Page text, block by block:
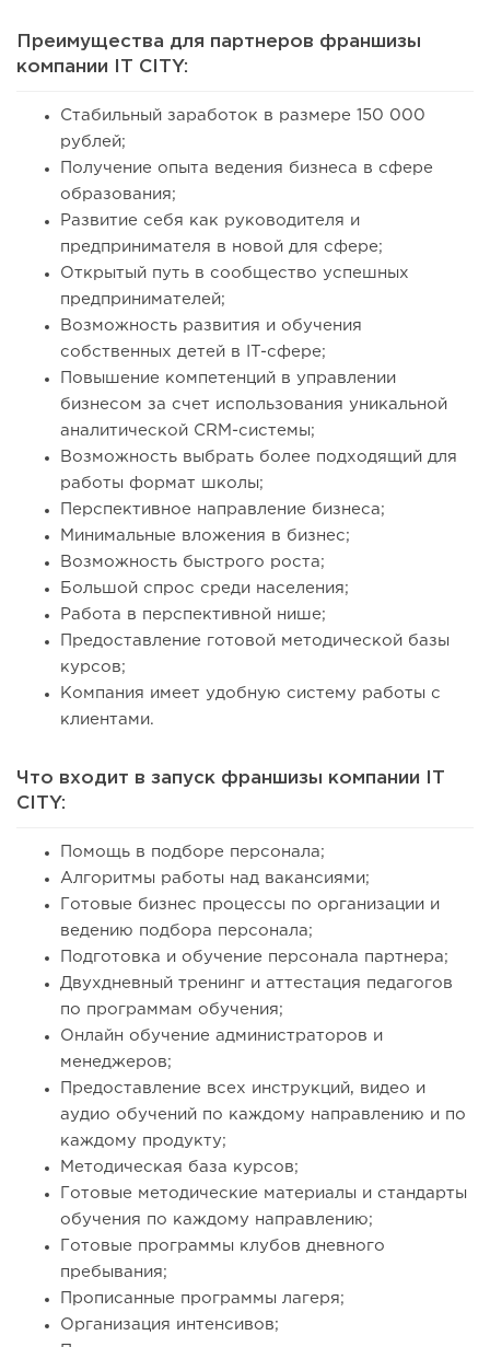
Преимущества для партнеров франшизы
компании IT CITY:
Стабильный заработок в размере 150 000
рублей;
Получение опыта ведения бизнеса в сфере
образования;
Развитие себя как руководителя и
предпринимателя в новой для сфере;
Открытый путь в сообщество успешных
предпринимателей;
Возможность развития и обучения
собственных детей в IT-сфере;
Повышение компетенций в управлении
бизнесом за счет использования уникальной
аналитической CRM-системы;
Возможность выбрать более подходящий для
работы формат школы;
Перспективное направление бизнеса;
Минимальные вложения в бизнес;
Возможность быстрого роста;
Большой спрос среди населения;
Работа в перспективной нише;
Предоставление готовой методической базы
курсов;
Компания имеет удобную систему работы с
клиентами.
Что входит в запуск франшизы компании IT
CITY:
Помощь в подборе персонала;
Алгоритмы работы над вакансиями;
Готовые бизнес процессы по организации и
ведению подбора персонала;
Подготовка и обучение персонала партнера;
Двухдневный тренинг и аттестация педагогов
по программам обучения;
Онлайн обучение администраторов и
менеджеров;
Предоставление всех инструкций, видео и
аудио обучений по каждому направлению и по
каждому продукту;
Методическая база курсов;
Готовые методические материалы и стандарты
обучения по каждому направлению;
Готовые программы клубов дневного
пребывания;
Прописанные программы лагеря;
Организация интенсивов;